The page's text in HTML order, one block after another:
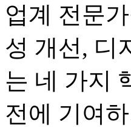
업계 전문
성 개선, 디
는 네 가지
전에 기여